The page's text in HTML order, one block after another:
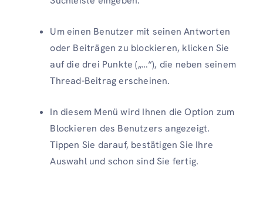
Um einen Benutzer mit seinen Antworten
oder Beiträgen zu blockieren, klicken Sie
auf die drei Punkte („…“), die neben seinem
Thread-Beitrag erscheinen.
In diesem Menü wird Ihnen die Option zum
Blockieren des Benutzers angezeigt.
Tippen Sie darauf, bestätigen Sie Ihre
Auswahl und schon sind Sie fertig.